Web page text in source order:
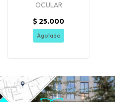
OCULAR
$ 25.000
Agotado